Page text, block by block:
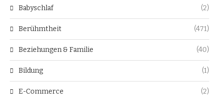
Babyschlaf (2)
Berühmtheit (471)
Beziehungen & Familie (40)
Bildung (1)
E-Commerce (2)